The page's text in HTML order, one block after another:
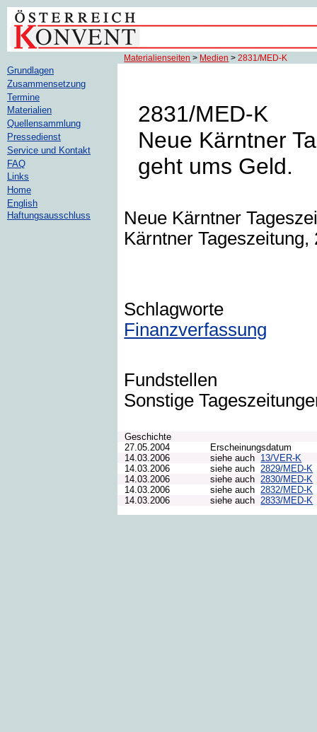
Materialienseiten > Medien >2831/MED-K
2831/MED-K
Neue Kärntner
geht ums Geld.
Neue Kärntner
Kärntner
Schlagworte
Finanzverfassung
Fundstellen
Sonstige
Geschichte
27.05.2004
Erscheinungsdatum
14.03.2006
siehe auch 13/VER-K
14.03.2006
siehe auch 2829/MED-K
14.03.2006
siehe auch 2830/MED-K
14.03.2006
siehe auch 2832/MED-K
14.03.2006
siehe auch 2833/MED-K
Grundlagen
Zusammensetzung
Termine
Materialien
Quellensammlung
Pressedienst
Service und Kontakt
FAQ
Links
Home
English
Haftungsausschluss